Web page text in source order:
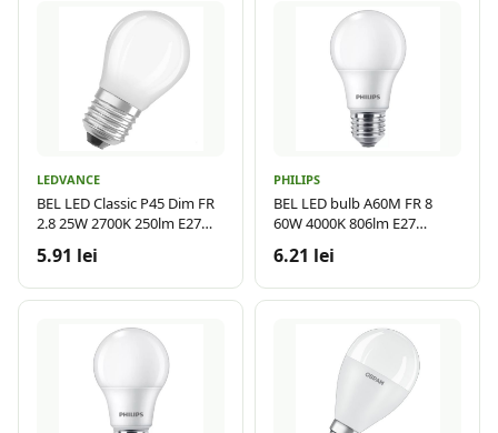
LEDVANCE
BEL LED Classic P45 Dim FR
2.8 25W 2700K 250lm E27
5.91 lei
PHILIPS
BEL LED bulb A60M FR 8
60W 4000K 806lm E27
6.21 lei